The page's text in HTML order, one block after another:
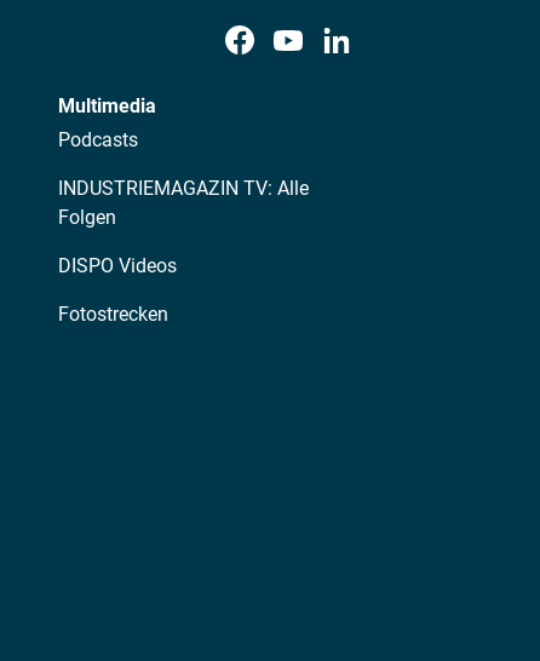
Multimedia
Podcasts
INDUSTRIEMAGAZIN TV: Alle
Folgen
DISPO Videos
Fotostrecken